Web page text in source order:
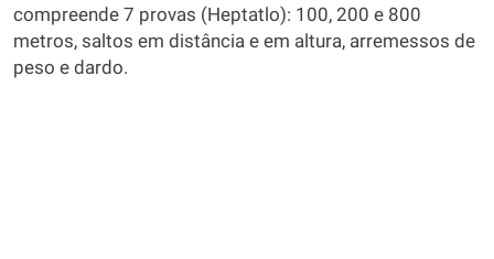
compreende 7 provas (Heptatlo): 100, 200 e 800
metros, saltos em distância e em altura, arremessos de
peso e dardo.